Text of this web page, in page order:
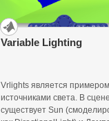
Variable Lighting
Vrlights является
источниками света. В сцене
существует Sun